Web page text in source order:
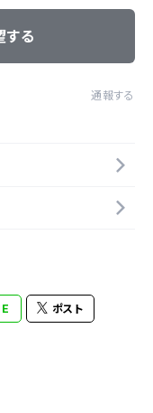
する
通報する
ポスト